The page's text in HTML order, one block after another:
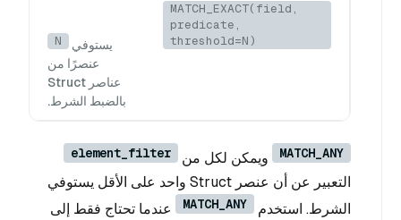
MATCH_EXACT(field,
predicate,
threshold=N)
يستوفي N
عنصرًا من
عناصر Struct
بالضبط الشرط.
MATCH_ANY ويمكن لكل من element_filter
التعبير عن أن عنصر Struct واحد على الأقل يستوفي
الشرط. استخدم
MATCH_ANY
عندما تحتاج فقط إلى